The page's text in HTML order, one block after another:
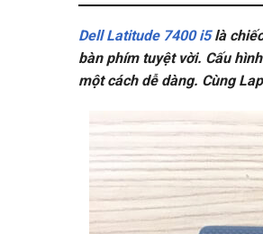
Dell Latitude 7400 i5là
bàn phím tuyệt vời. Cấu
một cách dễ dàng. Cùng